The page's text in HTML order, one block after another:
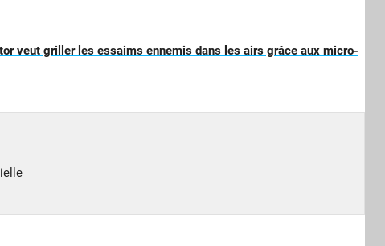
veut griller les essaims ennemis dans les airs grâce aux micro-